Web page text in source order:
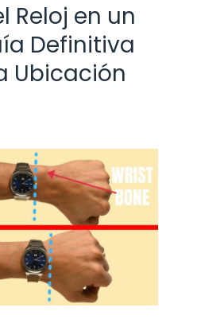
Reloj en un
Definitiva
Ubicación